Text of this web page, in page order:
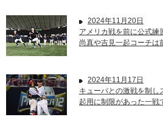
2024年11月20日
アメリカ戦を前に公式練
尚真や吉見一起コーチは
2024年11月17日
キューバとの激戦を制し
起用に制限があった一戦